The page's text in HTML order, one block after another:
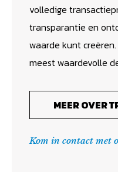
volledige
transparantie en
waarde kunt
meest waardevolle
MEER OVER
Kom in contact met